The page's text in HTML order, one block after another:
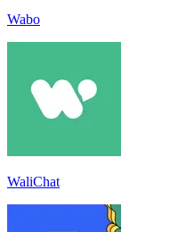
Wabo
WaliChat